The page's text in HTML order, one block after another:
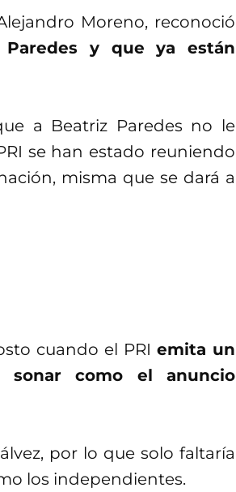
Moreno, reconoció
y que ya están
a Beatriz Paredes no le
se han estado reuniendo
misma que se dará a
cuando el PRI emita un
sonar como el anuncio
por lo que solo faltaría
los independientes.